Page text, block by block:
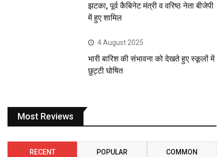
झटका, पूर्व कैबिनेट मंत्री व वरिष्ठ नेता बीजेपी
में हुए शामिल
4 August 2025
भारी बारिश की संभावना को देखते हुए स्कूलों में
छुट्टी घोषित
Most Reviews
RECENT POPULAR COMMON